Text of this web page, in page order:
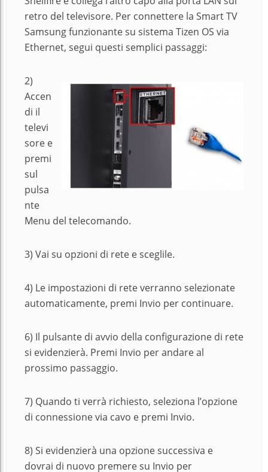
retro del televisore. Per connettere la Smart TV
Samsung funzionante su sistema Tizen OS via
Ethernet, segui questi semplici passaggi:
2)
Accen
di il
televi
sore e
premi
sul
pulsa
nte
Menu del telecomando.
3) Vai su opzioni di rete e sceglile.
4) Le impostazioni di rete verranno selezionate
automaticamente, premi Invio per continuare.
6) Il pulsante di avvio della configurazione di rete
si evidenzierà. Premi Invio per andare al
prossimo passaggio.
7) Quando ti verrà richiesto, seleziona l’opzione
di connessione via cavo e premi Invio.
8) Si evidenzierà una opzione successiva e
dovrai di nuovo premere su Invio per